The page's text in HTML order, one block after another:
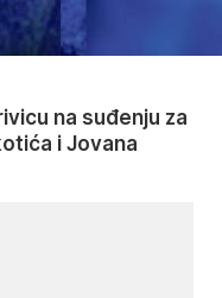
na suđenju za
i Jovana